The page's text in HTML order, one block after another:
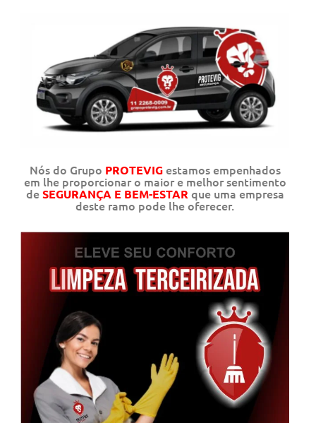
Nós do Grupo PROTEVIGestamos empenhados
em lhe proporcionar o maior e melhor sentimento
deSEGURANÇA E BEM-ESTAR que uma empresa
deste ramo pode lhe oferecer.